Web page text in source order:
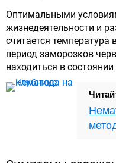
Оптимальными
жизнедеятельности и
считается температура
период заморозков
находиться в